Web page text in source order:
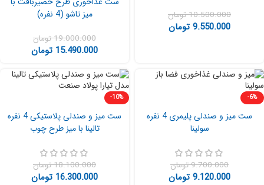
10.500.000تومان
9.550.000 تومان
میز تاشو (4 نفره)
19.000.000تومان
15.490.000 تومان
-6%
ست میز و صندلی پلیمری 4 نفره
سولینا
9.700.000تومان
9.120.000 تومان
-10%
ست میز و صندلی پلاستیکی 4 نفره
تالینا با میز طرح چوب
18.100.000تومان
16.300.000 تومان